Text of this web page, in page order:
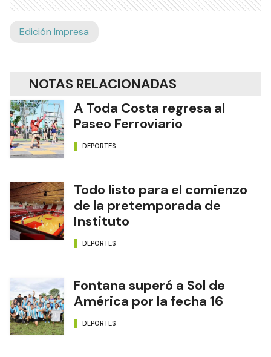
Edición Impresa
NOTAS RELACIONADAS
A Toda Costa regresa al
Paseo Ferroviario
DEPORTES
Todo listo para el comienzo
de la pretemporada de
Instituto
DEPORTES
Fontana superó a Sol de
América por la fecha 16
DEPORTES